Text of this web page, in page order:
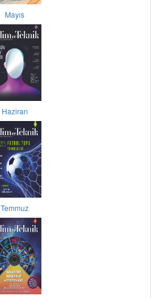
Mayıs
Haziran
Temmuz